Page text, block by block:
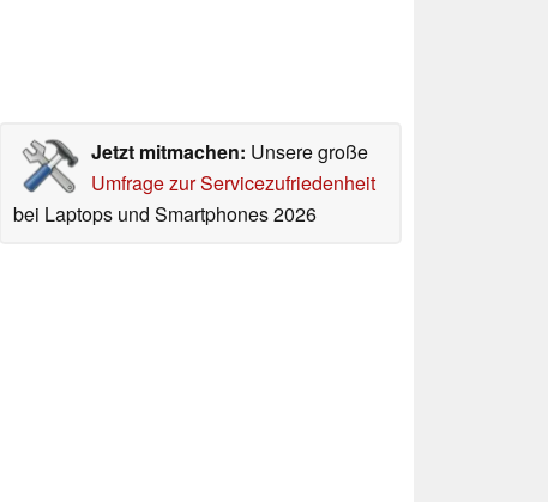
Jetzt mitmachen: Unsere große
Umfrage zur Servicezufriedenheit
bei Laptops und Smartphones 2026